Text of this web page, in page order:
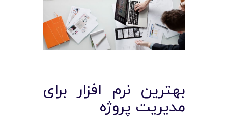
بهترین نرم‌ افزار برای
مدیریت پروژه